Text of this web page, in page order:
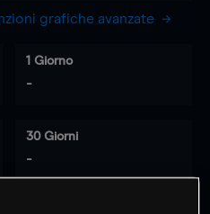
grafiche avanzate
1 Giorno
-
30 Giorni
-